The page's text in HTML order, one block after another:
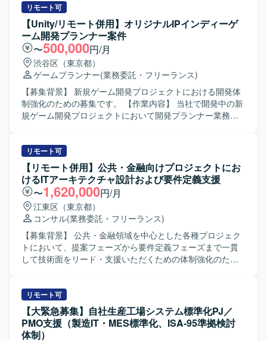
トロールや品質報告など、プロジェクト推進の中核に関わ
る経験を積むことができます。 【開発環境】 Web系システ
ムを対象とした環境において、LinuxおよびSQLを活用した
システムの要件定義および設計・開発経験を生かしてご対
応いただきます。
ジェクト推進を行って頂きます。 クライアント内での仕様
調整、関係者からの情報収集、タスクコントロール、業務
要件の資料化、課題管理、開発管理、ベンダー管理などを
担当して頂きます。 また、RFPや課題検討に関する資料、
QA質疑や仕様検討に関する各種資料の作成など、ドキュメ
ンテーション業務も担って頂きます。 【求める人物像】 主
体的に情報を取りに行き、関係者と円滑にコミュニケーシ
ョンを図りながらタスクを推進できる方を求めておりま
す。 複数の施策が並走する状況下でも関係性を整理しなが
ら業務を進められる方、ドキュメント作成に積極的に取り
おいて、上流から一連のプロジェクト推進に関わることが
できます。 業務・事業側とシステム側の両方と関わりなが
ら、要件整理や仕様調整のスキルを高めることができる環
境です。 【開発環境】 WEBおよびスマホアプリを対象とし
たシステム開発プロジェクトとなり、複数ベンダーが参画
する環境での開発・管理体制となります。
リモート可
【Unity/リモート併用】オリジナルIPインディーゲ
ーム開発プランナー案件
〜500,000円/月
渋谷区（東京都）
ゲームプランナー(業務委託・フリーランス)
【募集背景】 新規ゲーム開発プロジェクトにおける開発体
制強化のための募集です。 【作業内容】 当社で開発中の新
規ゲーム開発プロジェクトにおいて開発プランナー業務を
小規模なチームでの開発となり、将来的に他セクションや
新規タイトルを含めた他プロジェクトへの異動や、マネジ
メントへのミッション変更なども可能です。 【求める人物
像】 インディーゲームやアドベンチャーゲームへの強い興
味や知見をお持ちで、主体的に課題を発見し解決しながら
業務を推進いただける方を求めています。チームでのもの
づくりを楽しみ、少数精鋭な環境で職能にこだわらず幅広
い業務に携わることにやりがいを感じていただける方を歓
迎いたします。 【ポジションの魅力】 オリジナルIPや有力
IPによる大規模ゲーム開発からインディーゲーム開発ま
を目指したものづくりを経験でき、国内最大級の開発体制
と高度な運用ノウハウを生かした長期的なヒットタイトル
創出に携わることができます。自律的に価値創出を行うカ
ルチャーの中で、大きな裁量を持って挑戦できる環境で
リモート可
【リモート併用】公共・金融向けプロジェクトにお
けるITアーキテクチャ設計および要件定義支援
〜1,620,000円/月
江東区（東京都）
コンサル(業務委託・フリーランス)
【募集背景】 公共・金融領域を中心とした各種プロジェク
トにおいて、提案フェーズから要件定義フェーズまで一貫
して技術面をリード・支援いただくための体制強化のため
テム全体のグランドデザイン策定および受注後の要件定義
フェーズを支援いただきます。 提案担当と連携し、技術領
域の担当者として、顧客のビジネス要件を踏まえたシステ
ム構成図やアーキテクチャ案の策定を行います。 受注後
リモート可
【大緊急募集】自社生産工場システム標準化PJ／
PMO支援（製造IT・MES標準化、ISA-95準拠検討
体制）